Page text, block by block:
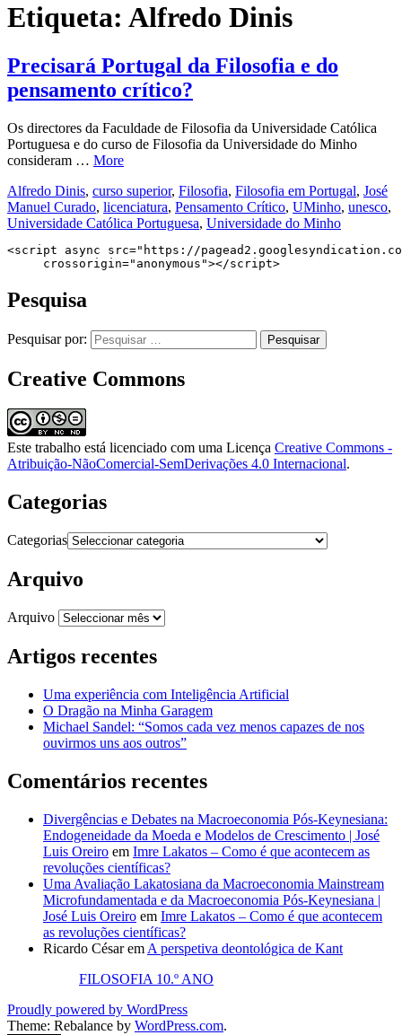
Etiqueta: Alfredo Dinis
Precisará Portugal da Filosofia e do
pensamento crítico?
Os directores da Faculdade de Filosofia da Universidade Católica
Portuguesa e do curso de Filosofia da Universidade do Minho
consideram … More
Alfredo Dinis, curso superior, Filosofia, Filosofia em Portugal, José
Manuel Curado, licenciatura, Pensamento Crítico, UMinho, unesco,
Universidade Católica Portuguesa, Universidade do Minho
<script async src="https://
     crossorigin="anonymous"></script>
Pesquisa
Pesquisar por:
Creative Commons
Este trabalho está licenciado com uma Licença Creative Commons -
Atribuição-NãoComercial-SemDerivações 4.0 Internacional.
Categorias
Categorias
Arquivo
Arquivo
Artigos recentes
Uma experiência com Inteligência Artificial
O Dragão na Minha Garagem
Michael Sandel: “Somos cada vez menos capazes de nos
ouvirmos uns aos outros”
Comentários recentes
Divergências e Debates na Macroeconomia Pós-Keynesiana:
Endogeneidade da Moeda e Modelos de Crescimento | José
Luis Oreiro em Imre Lakatos – Como é que acontecem as
revoluções científicas?
Uma Avaliação Lakatosiana da Macroeconomia Mainstream
Microfundamentada e da Macroeconomia Pós-Keynesiana |
José Luis Oreiro em Imre Lakatos – Como é que acontecem
as revoluções científicas?
Ricardo Césarem A perspetiva deontológica de Kant
FILOSOFIA 10.º ANO
Proudly powered by WordPress
Theme: Rebalance by WordPress.com.